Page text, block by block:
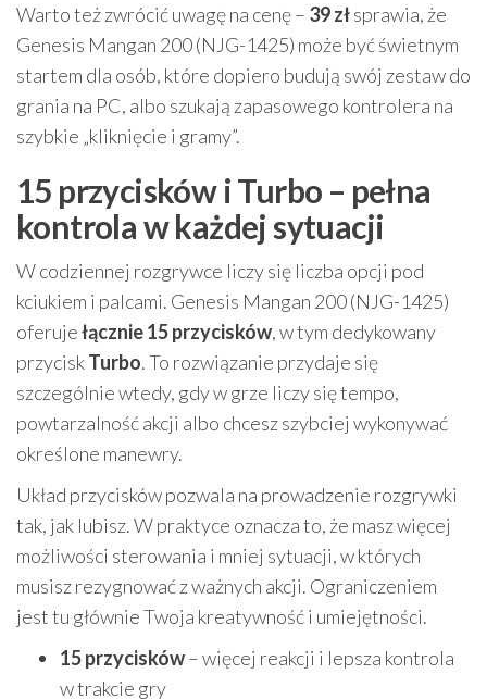
Warto też zwrócić uwagę na cenę – 39 złsprawia, że
Genesis Mangan 200 (NJG-1425) może być świetnym
startem dla osób, które dopiero budują swój zestaw do
grania na PC, albo szukają zapasowego kontrolera na
szybkie „kliknięcie i gramy”.
15 przycisków i Turbo – pełna
kontrola w każdej sytuacji
W codziennej rozgrywce liczy się liczba opcji pod
kciukiem i palcami. Genesis Mangan 200 (NJG-1425)
oferujełącznie 15 przycisków, w tym dedykowany
przyciskTurbo. To rozwiązanie przydaje się
szczególnie wtedy, gdy w grze liczy się tempo,
powtarzalność akcji albo chcesz szybciej wykonywać
określone manewry.
Układ przycisków pozwala na prowadzenie rozgrywki
tak, jak lubisz. W praktyce oznacza to, że masz więcej
możliwości sterowania i mniej sytuacji, w których
musisz rezygnować z ważnych akcji. Ograniczeniem
jest tu głównie Twoja kreatywność i umiejętności.
15 przycisków– więcej reakcji i lepsza kontrola
w trakcie gry